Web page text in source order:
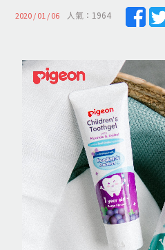
2020 / 01 / 06 人氣：1964